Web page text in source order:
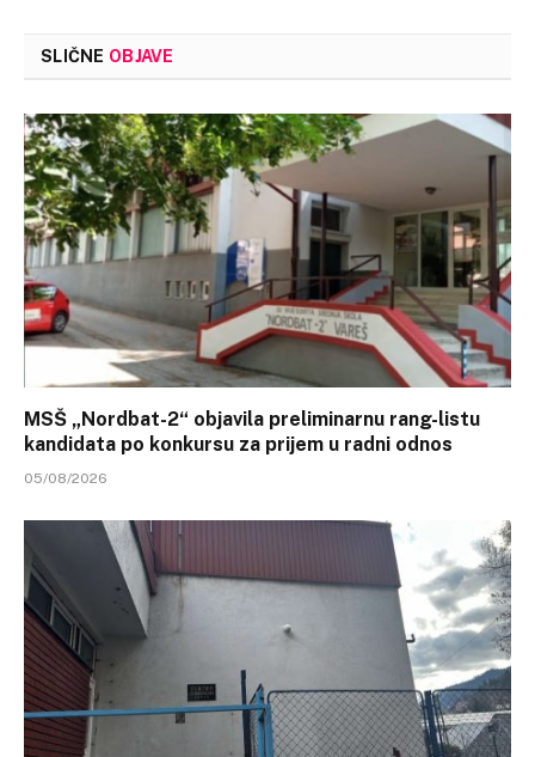
SLIČNE OBJAVE
MSŠ „Nordbat-2“ objavila preliminarnu rang-listu
kandidata po konkursu za prijem u radni odnos
05/08/2026